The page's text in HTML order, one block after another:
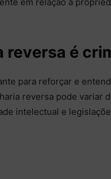
reversa é
para reforçar e
reversa pode variar
intelectual e